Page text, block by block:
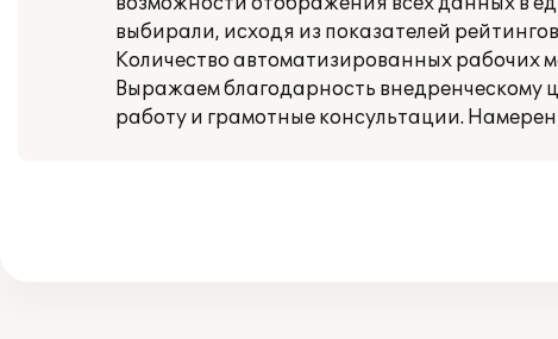
выбирали, исходя из показателей
Количество автоматизированных рабочих
Выражаем благодарность внедренческому
работу и грамотные консультации.